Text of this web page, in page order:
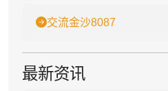
交流金沙8087
最新资讯